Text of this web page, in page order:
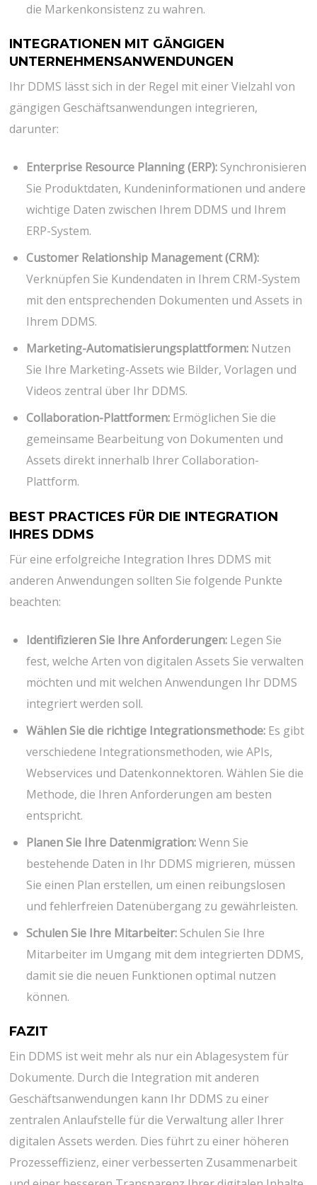
die Markenkonsistenz zu wahren.
INTEGRATIONEN MIT GÄNGIGEN
UNTERNEHMENSANWENDUNGEN
Ihr DDMS lässt sich in der Regel mit einer Vielzahl von
gängigen Geschäftsanwendungen integrieren,
darunter:
Enterprise Resource Planning (ERP): Synchronisieren
Sie Produktdaten, Kundeninformationen und andere
wichtige Daten zwischen Ihrem DDMS und Ihrem
ERP-System.
Customer Relationship Management (CRM):
Verknüpfen Sie Kundendaten in Ihrem CRM-System
mit den entsprechenden Dokumenten und Assets in
Ihrem DDMS.
Marketing-Automatisierungsplattformen: Nutzen
Sie Ihre Marketing-Assets wie Bilder, Vorlagen und
Videos zentral über Ihr DDMS.
Collaboration-Plattformen: Ermöglichen Sie die
gemeinsame Bearbeitung von Dokumenten und
Assets direkt innerhalb Ihrer Collaboration-
Plattform.
BEST PRACTICES FÜR DIE INTEGRATION
IHRES DDMS
Für eine erfolgreiche Integration Ihres DDMS mit
anderen Anwendungen sollten Sie folgende Punkte
beachten:
Identifizieren Sie Ihre Anforderungen: Legen Sie
fest, welche Arten von digitalen Assets Sie verwalten
möchten und mit welchen Anwendungen Ihr DDMS
integriert werden soll.
Wählen Sie die richtige Integrationsmethode: Es gibt
verschiedene Integrationsmethoden, wie APIs,
Webservices und Datenkonnektoren. Wählen Sie die
Methode, die Ihren Anforderungen am besten
entspricht.
Planen Sie Ihre Datenmigration:Wenn Sie
bestehende Daten in Ihr DDMS migrieren, müssen
Sie einen Plan erstellen, um einen reibungslosen
und fehlerfreien Datenübergang zu gewährleisten.
Schulen Sie Ihre Mitarbeiter: Schulen Sie Ihre
Mitarbeiter im Umgang mit dem integrierten DDMS,
damit sie die neuen Funktionen optimal nutzen
können.
FAZIT
Ein DDMS ist weit mehr als nur ein Ablagesystem für
Dokumente. Durch die Integration mit anderen
Geschäftsanwendungen kann Ihr DDMS zu einer
zentralen Anlaufstelle für die Verwaltung aller Ihrer
digitalen Assets werden. Dies führt zu einer höheren
Prozesseffizienz, einer verbesserten Zusammenarbeit